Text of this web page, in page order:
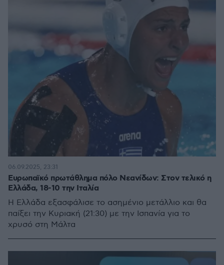
Ευρωπαϊκό πρωτάθλημα πόλο Νεανίδων: Στον τελικό η
Ελλάδα, 18-10 την Ιταλία
Η Ελλάδα εξασφάλισε το ασημένιο μετάλλιο και θα
παίξει την Κυριακή (21:30) με την Ισπανία για το
χρυσό στη Μάλτα
06.09.2025, 23:31